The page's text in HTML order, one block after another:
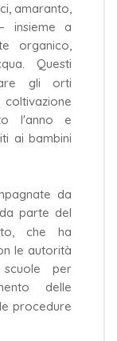
amaranto,
insieme a
organico,
Questi
gli orti
l'anno e
ai bambini
da
parte del
che ha
le autorità
per
delle
procedure